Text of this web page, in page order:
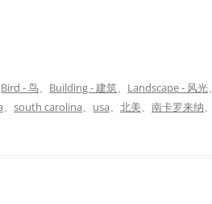
Bird - 鸟、 Building - 建筑、 Landscape - 风光、
、 south carolina、 usa、 北美、 南卡罗来纳、